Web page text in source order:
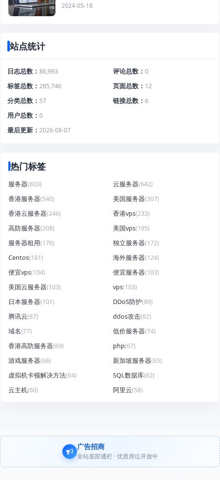
2024-05-18
站点统计
日志总数 86,993 评论总数
0
标签总数
285,746 页面总数
12
分类总数
57 链接总数
6
用户总数
0
最后更新
2026-08-07
热门标签
服务器(803) 云服务器(642)
香港服务器(540) 美国服务器(307)
香港云服务器(246) 香港vps(233)
高防服务器(208) 美国vps(195)
服务器租用(176) 独立服务器(172)
Centos(161) 海外服务器(124)
便宜vps(104) 便宜服务器(103)
美国云服务器(103) vps(103)
日本服务器(101) DDoS防护(89)
腾讯云(87) ddos攻击(82)
域名(77) 低价服务器(74)
香港高防服务器(69) php(67)
游戏服务器(66) 新加坡服务器(65)
虚拟机卡顿解决方法(64) SQL数据库(62)
云主机(60) 阿里云(58)
广告招商
全站底部通栏 · 优质席位开放中